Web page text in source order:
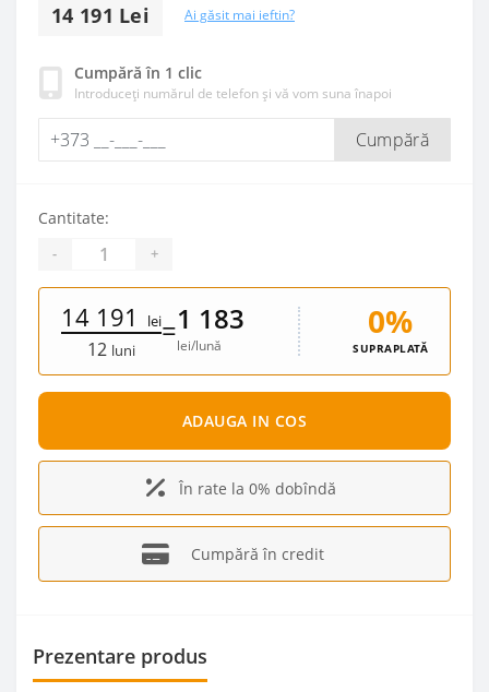
14 191 Lei Ai găsit mai ieftin?
Cumpără în 1 clic
Introduceți numărul de telefon și vă vom suna înapoi
Cumpără
Cantitate:
- +
14 191 lei
12 luni
=1 183
lei/lună
0%
SUPRAPLATĂ
ADAUGA IN COS
În rate la 0% dobîndă
Cumpără în credit
Prezentare produs